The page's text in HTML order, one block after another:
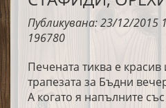
Публикувана: 23/12/2015
196780
Печената тиква е
трапезата за Бъдни
А когато я напълните